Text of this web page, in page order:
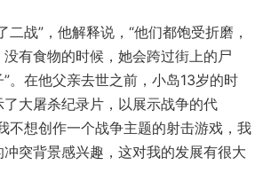
二战”，他解释说，“他们都饱受折磨，
有食物的时候，她会跨过街上的尸
。在他父亲去世之前，小岛13岁的时
大屠杀纪录片，以展示战争的代
不想创作一个战争主题的射击游戏，我
突背景感兴趣，这对我的发展有很大